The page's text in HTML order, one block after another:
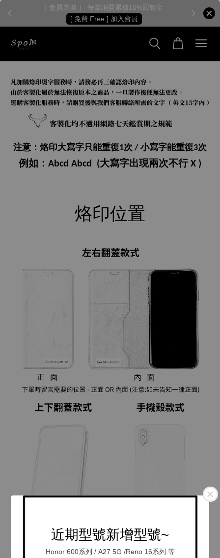
［ 會員專屬 ］ 每筆消費累積10%回饋金
[ 免費 Free ] 加入會員
近期型號新增型號~
Honor 600系列 / A27 5G /Reno 16系列.等
注意：烙印大寫字只能重復1次 / 小寫字能重復3次
例如：Abcd Abcd (大寫字出現兩次不行 X )
烙印位置